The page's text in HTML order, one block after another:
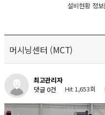
설비현황 정
머시닝센터 (MCT)
최고관리자
댓글 0건
Hit 1,653회